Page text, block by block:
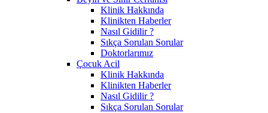
Klinik Hakkında
Klinikten Haberler
Nasıl Gidilir ?
Sıkça Sorulan Sorular
Doktorlarımız
Çocuk Acil
Klinik Hakkında
Klinikten Haberler
Nasıl Gidilir ?
Sıkça Sorulan Sorular